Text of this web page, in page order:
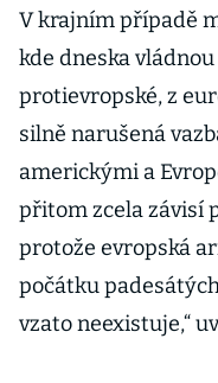
V krajním případě
kde dneska
protievropské, z
silně narušená
americkými a
přitom zcela závisí
protože evropská
počátku
vzato neexistuje,“